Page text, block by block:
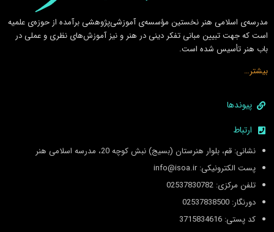
مدرسه‌ی اسلامى هنر نخستين مؤسسه‌ی آموزشى‌پژوهشى برآمده از حوزه‌ی علميه
است كه جهت تبيين مبانى تفكر دينى در هنر و نيز آموزش‌هاى نظرى و عملى در
باب هنر تأسيس شده است.
بیشتر…
پیوندها
ارتباط
نشانی: قم، بلوار هنرستان (بسیج) نبش کوچه 20، مدرسه اسلامی هنر
پست الکترونیکی: info@isoa.ir
تلفن مرکزی: 02537830782
دورنگار: 02537838500
کد پستی: 3715834616